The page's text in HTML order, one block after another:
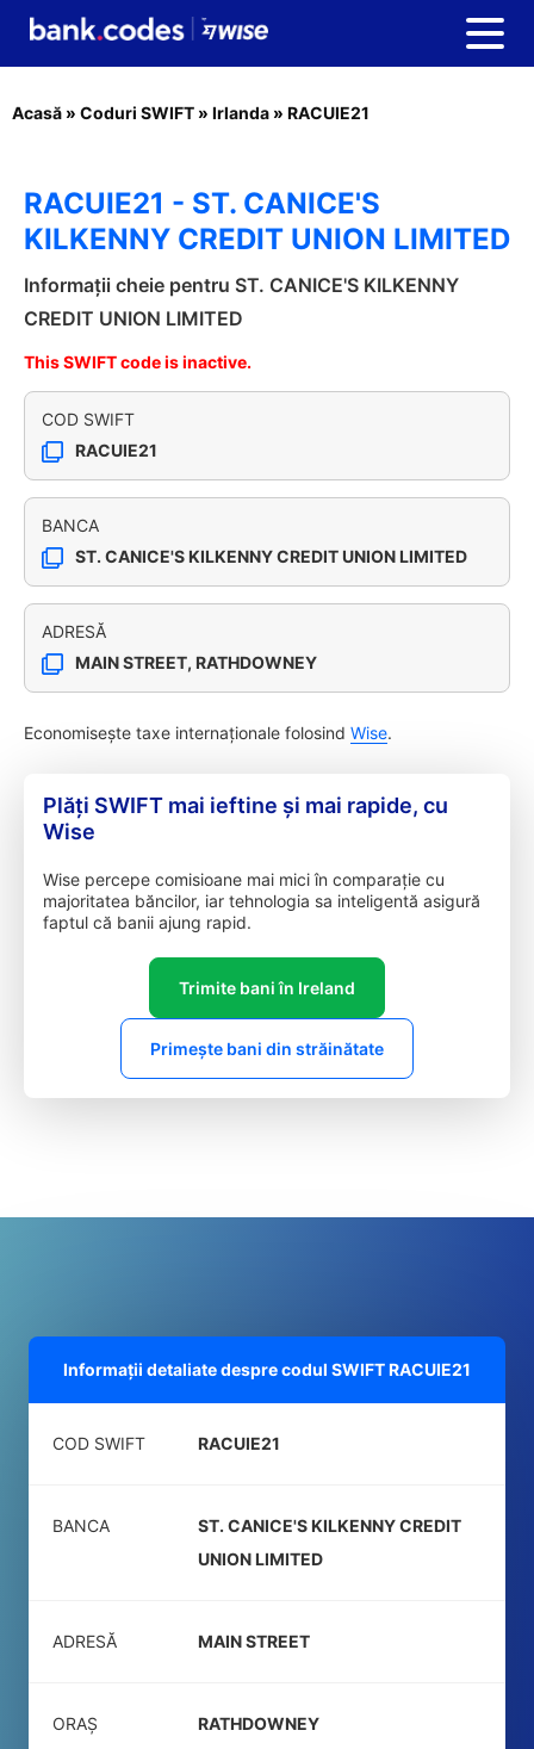
Acasă » Coduri SWIFT » Irlanda » RACUIE21
RACUIE21 - ST. CANICE'S
KILKENNY CREDIT UNION LIMITED
Informații cheie pentru ST. CANICE'S KILKENNY
CREDIT UNION LIMITED
This SWIFT code is inactive.
COD SWIFT
RACUIE21
BANCA
ST. CANICE'S KILKENNY CREDIT UNION LIMITED
ADRESĂ
MAIN STREET, RATHDOWNEY
Economisește taxe internaționale folosind Wise.
Plăți SWIFT mai ieftine și mai rapide, cu
Wise
Wise percepe comisioane mai mici în comparație cu
majoritatea băncilor, iar tehnologia sa inteligentă asigură
faptul că banii ajung rapid.
Trimite bani în Ireland
Primește bani din străinătate
Informații detaliate despre codul SWIFTRACUIE21
COD SWIFT RACUIE21
BANCA
ST. CANICE'S KILKENNY CREDIT
UNION LIMITED
ADRESĂ MAIN STREET
ORAȘ RATHDOWNEY